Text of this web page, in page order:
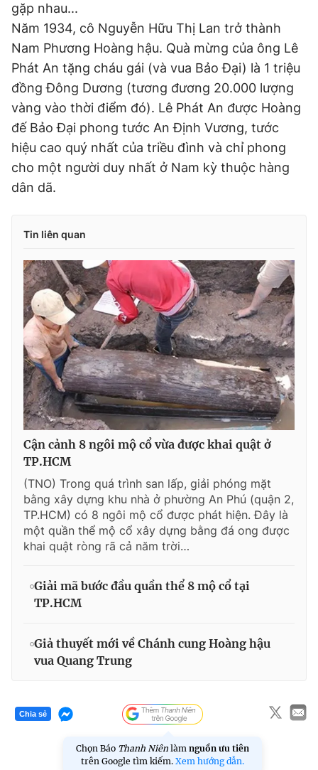
gặp nhau...
Năm 1934, cô Nguyễn Hữu Thị Lan trở thành
Nam Phương Hoàng hậu. Quà mừng của ông Lê
Phát An tặng cháu gái (và vua Bảo Đại) là 1 triệu
đồng Đông Dương (tương đương 20.000 lượng
vàng vào thời điểm đó). Lê Phát An được Hoàng
đế Bảo Đại phong tước An Định Vương, tước
hiệu cao quý nhất của triều đình và chỉ phong
cho một người duy nhất ở Nam kỳ thuộc hàng
dân dã.
Tin liên quan
Cận cảnh 8 ngôi mộ cổ vừa được khai quật ở
TP.HCM
(TNO) Trong quá trình san lấp, giải phóng mặt
bằng xây dựng khu nhà ở phường An Phú (quận 2,
TP.HCM) có 8 ngôi mộ cổ được phát hiện. Đây là
một quần thể mộ cổ xây dựng bằng đá ong được
khai quật ròng rã cả năm trời…
Giải mã bước đầu quần thể 8 mộ cổ tại
TP.HCM
Giả thuyết mới về Chánh cung Hoàng hậu
vua Quang Trung
Chia sẻ
Chọn Báo Thanh Niên làm nguồn ưu tiên
trên Google tìm kiếm. Xem hướng dẫn.